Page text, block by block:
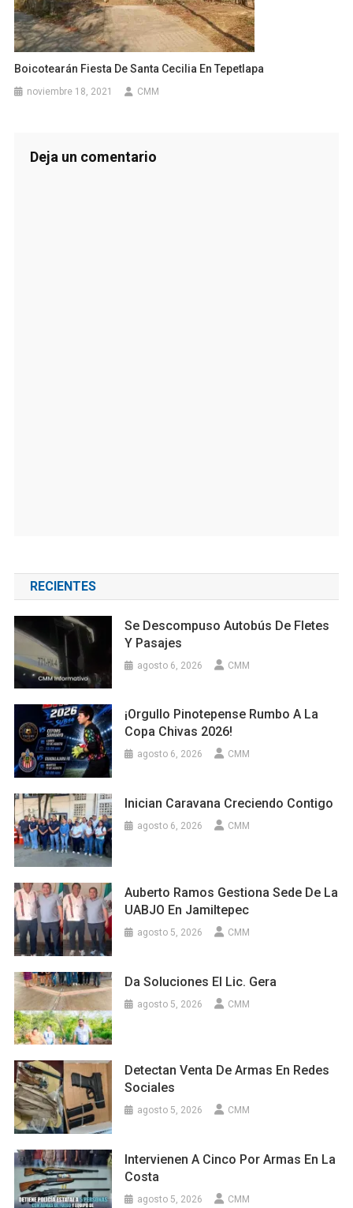
Boicotearán Fiesta De Santa Cecilia En Tepetlapa
noviembre 18, 2021 CMM
Deja un comentario
RECIENTES
Se Descompuso Autobús De Fletes
Y Pasajes
agosto 6, 2026 CMM
¡Orgullo Pinotepense Rumbo A La
Copa Chivas 2026!
agosto 6, 2026 CMM
Inician Caravana Creciendo Contigo
agosto 6, 2026 CMM
Auberto Ramos Gestiona Sede De La
UABJO En Jamiltepec
agosto 5, 2026 CMM
Da Soluciones El Lic. Gera
agosto 5, 2026 CMM
Detectan Venta De Armas En Redes
Sociales
agosto 5, 2026 CMM
Intervienen A Cinco Por Armas En La
Costa
agosto 5, 2026 CMM